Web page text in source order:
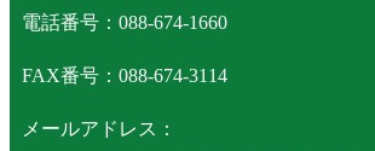
電話番号：088-674-1660
FAX番号：088-674-3114
メールアドレス：